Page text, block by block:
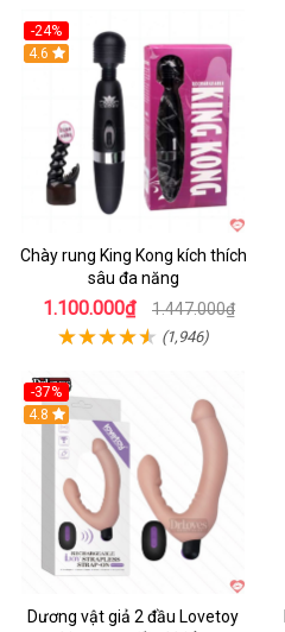
-24%
4.6
Chày rung King Kong kích thích
sâu đa năng
1.100.000₫ 1.447.000₫
(1,946)
-37%
Hot
4.8
Dương vật giả 2 đầu Lovetoy